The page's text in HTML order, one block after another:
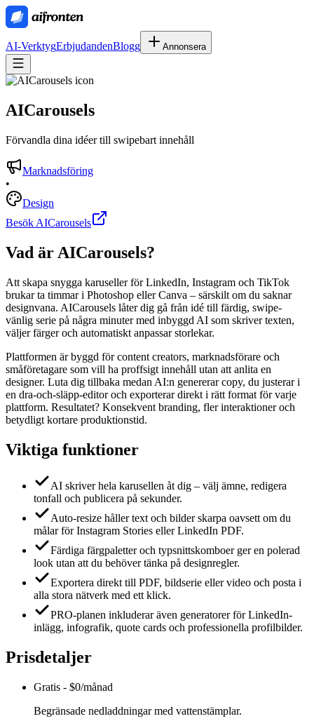
AI-VerktygErbjudandenBlogg Annonsera
AICarousels
Förvandla dina idéer till swipebart innehåll
Marknadsföring
•
Design
Besök AICarousels
Vad är AICarousels?
Att skapa snygga karuseller för LinkedIn, Instagram och TikTok
brukar ta timmar i Photoshop eller Canva – särskilt om du saknar
designvana. AICarousels låter dig gå från idé till färdig, swipe-
vänlig serie på några minuter med inbyggd AI som skriver texten,
väljer färger och automatiskt anpassar storlekar.
Plattformen är byggd för content creators, marknadsförare och
småföretagare som vill ha proffsigt innehåll utan att anlita en
designer. Luta dig tillbaka medan AI:n genererar copy, du justerar i
en dra-och-släpp-editor och exporterar direkt i rätt format för varje
plattform. Resultatet? Konsekvent branding, fler interaktioner och
betydligt kortare produktionstid.
Viktiga funktioner
AI skriver hela karusellen åt dig – välj ämne, redigera
tonfall och publicera på sekunder.
Auto-resize håller text och bilder skarpa oavsett om du
målar för Instagram Stories eller LinkedIn PDF.
Färdiga färgpaletter och typsnittskomboer ger en polerad
look utan att du behöver tänka på designregler.
Exportera direkt till PDF, bildserie eller video och posta i
alla stora nätverk med ett klick.
PRO-planen inkluderar även generatorer för LinkedIn-
inlägg, infografik, quote cards och professionella profilbilder.
Prisdetaljer
Gratis - $0/månad
Begränsade nedladdningar med vattenstämplar.